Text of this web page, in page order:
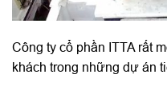
Công ty cổ phần ITTA rất
khách trong những dự án